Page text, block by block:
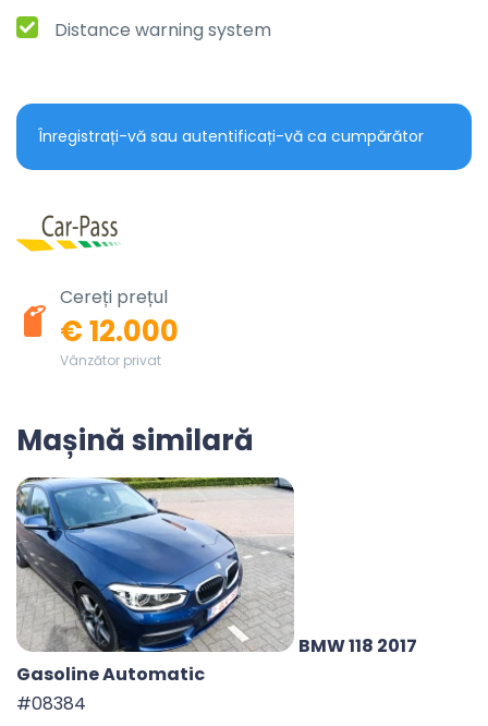
Distance warning system
Înregistrați-vă sau autentificați-vă ca cumpărător
Cereți prețul
€ 12.000
Vânzător privat
Mașină similară
BMW 118 2017
Gasoline Automatic
#08384